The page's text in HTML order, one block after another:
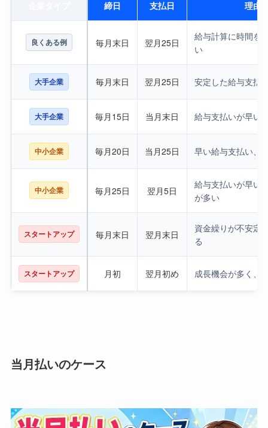
締日 支払日 理由
良くある例 毎月末日 翌月25日
給与計算に時間を
い
大手企業 毎月末日 翌月25日 安定した給与支払
大手企業 毎月15日 当月末日 給与支払いが早い
中小企業 毎月20日 当月25日 早い給与支払い、
中小企業 毎月25日 翌月5日
給与支払いが早い
が多い
スタートアップ 毎月末日 翌月末日
資金繰りが不安定
る
スタートアップ 月初 翌月初め 成長機会が多く、
当月払いのケース